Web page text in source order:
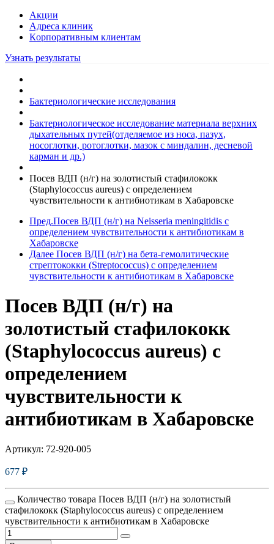
Акции
Адреса клиник
Кoрпоративным клиентам
Узнать результаты
Бактериологические исследования
Бактериологическое исследование материала верхних
дыхательных путей(отделяемое из носа, пазух,
носоглотки, ротоглотки, мазок с миндалин, десневой
карман и др.)
Посев ВДП (н/г) на золотистый стафилококк
(Staphylococcus aureus) с определением
чувcтвительности к антибиотикам в Хабаровске
Пред.Посев ВДП (н/г) на Neisseria meningitidis с
определением чувcтвительности к антибиотикам в
Хабаровске
Далее Посев ВДП (н/г) на бета-гемолитические
стрептококки (Streptococcus) с определением
чувcтвительности к антибиотикам в Хабаровске
Посев ВДП (н/г) на
золотистый стафилококк
(Staphylococcus aureus) с
определением
чувcтвительности к
антибиотикам в Хабаровске
Артикул: 72-920-005
677 ₽
Количество товара Посев ВДП (н/г) на золотистый
стафилококк (Staphylococcus aureus) с определением
чувcтвительности к антибиотикам в Хабаровске